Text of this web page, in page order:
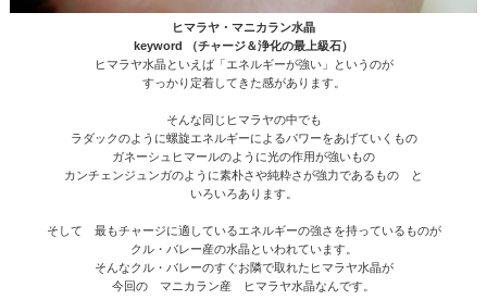
ヒマラヤ・マニカラン水晶
keyword （チャージ＆浄化の最上級石）
ヒマラヤ水晶といえば「エネルギーが強い」というのが
すっかり定着してきた感があります。
そんな同じヒマラヤの中でも
ラダックのように螺旋エネルギーによるパワーをあげていくもの
ガネーシュヒマールのように光の作用が強いもの
カンチェンジュンガのように素朴さや純粋さが強力であるもの と
いろいろあります。
そして 最もチャージに適しているエネルギーの強さを持っているものが
クル・バレー産の水晶といわれています。
そんなクル・バレーのすぐお隣で取れたヒマラヤ水晶が
今回の マニカラン産 ヒマラヤ水晶なんです。